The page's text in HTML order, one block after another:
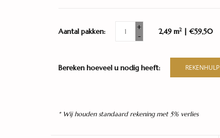
Aantal pakken:
+
-
2,49 m2| €59,50
Bereken hoeveel u nodig heeft: REKENHULP
* Wij houden standaard rekening met 5% verlies